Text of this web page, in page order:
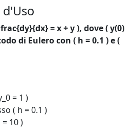
d'Uso
= x + y ), dove ( y(0)
di Eulero con ( h = 0.1 ) e (
= 1 )
( h = 0.1 )
10 )